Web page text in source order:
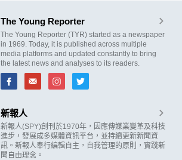
The Young Reporter
The Young Reporter (TYR) started as a newspaper
in 1969. Today, it is published across multiple
media platforms and updated constantly to bring
the latest news and analyses to its readers.
新報人
新報人(SPY)創刊於1970年，因應傳媒業變革及科技
進步，發展成多媒體資訊平台，並持續更新新聞資
訊。新報人奉行編輯自主，自我管理的原則，實踐新
聞自由理念。